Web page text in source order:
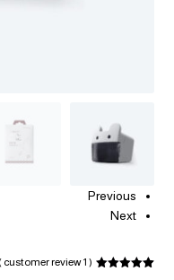
Previous
Next
( 1 customer review )